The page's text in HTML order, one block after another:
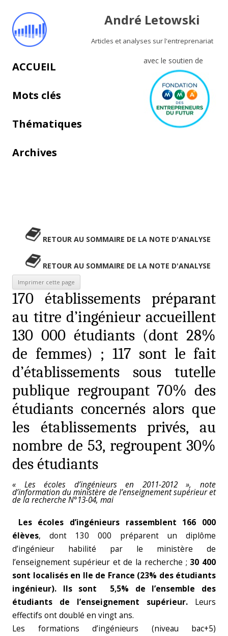
André Letowski
Articles et analyses sur l'entreprenariat
avec le soutien de
Aller au contenu principal
ACCUEIL
Mots clés
Thématiques
Archives
RETOUR AU SOMMAIRE DE LA NOTE D'ANALYSE
RETOUR AU SOMMAIRE DE LA NOTE D'ANALYSE
170 établissements préparant
au titre d’ingénieur accueillent
130 000 étudiants (dont 28%
de femmes) ; 117 sont le fait
d’établissements sous tutelle
publique regroupant 70% des
étudiants concernés alors que
les établissements privés, au
nombre de 53, regroupent 30%
des étudiants
« Les écoles d’ingénieurs en 2011-2012 », note
d’information du ministère de l’enseignement supérieur et
de la recherche N°13-04, mai
Les écoles d’ingénieurs rassemblent 166 000
élèves, dont 130 000 préparent un diplôme
d’ingénieur habilité par le ministère de
l’enseignement supérieur et de la recherche ; 30 400
sont localisés en Ile de France (23% des étudiants
ingénieur). Ils sont 5,5% de l’ensemble des
étudiants de l’enseignement supérieur. Leurs
effectifs ont doublé en vingt ans.
Les formations d’ingénieurs (niveau bac+5)